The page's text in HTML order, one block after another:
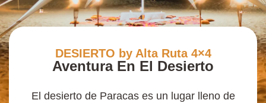
DESIERTO by Alta Ruta 4×4
Aventura En El Desierto
El desierto de Paracas es un lugar lleno de